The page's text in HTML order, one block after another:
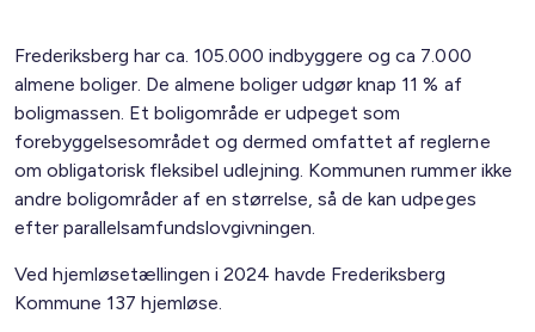
Frederiksberg har ca. 105.000 indbyggere og ca 7.000
almene boliger. De almene boliger udgør knap 11 % af
boligmassen. Et boligområde er udpeget som
forebyggelsesområdet og dermed omfattet af reglerne
om obligatorisk fleksibel udlejning. Kommunen rummer ikke
andre boligområder af en størrelse, så de kan udpeges
efter parallelsamfundslovgivningen.
Ved hjemløsetællingen i 2024 havde Frederiksberg
Kommune 137 hjemløse.